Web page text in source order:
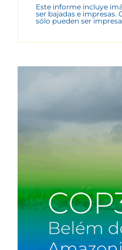
Este informe incluye
ser bajadas e impresas.
sólo pueden ser